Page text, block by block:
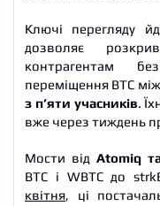
Ключі перегляду
дозволяє
контрагентам
переміщення BTC
з п’яти учасників.
вже через тиждень
Мости від Atomiq
BTC і WBTC до
квітня, ці